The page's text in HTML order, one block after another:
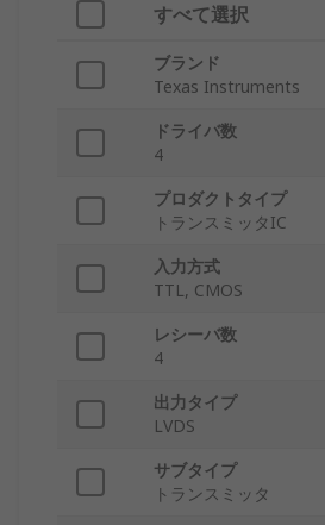
すべて選択
ブランド
Texas Instruments
ドライバ数
4
プロダクトタイプ
トランスミッタIC
入力方式
TTL, CMOS
レシーバ数
4
出力タイプ
LVDS
サブタイプ
トランスミッタ